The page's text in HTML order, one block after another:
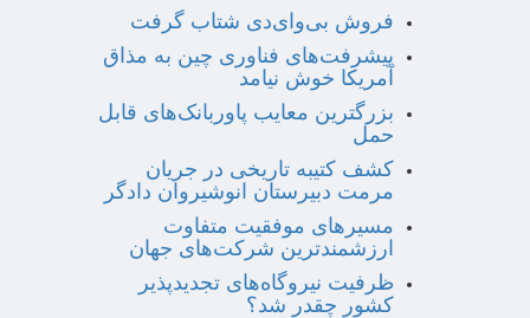
فروش بی‌وای‌دی شتاب گرفت
پیشرفت‌های فناوری چین به مذاق
آمریکا خوش نیامد
بزرگترین معایب پاوربانک‌های قابل
حمل
کشف کتیبه تاریخی در جریان
مرمت دبیرستان انوشیروان دادگر
مسیرهای موفقیت متفاوت
ارزشمندترین شرکت‌های جهان
ظرفیت نیروگاه‌های تجدیدپذیر
کشور چقدر شد؟